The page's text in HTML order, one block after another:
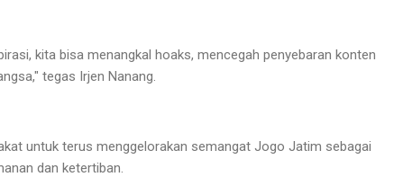
kita bisa menangkal hoaks, mencegah penyebaran konten
tegas Irjen Nanang.
untuk terus menggelorakan semangat Jogo Jatim sebagai
dan ketertiban.